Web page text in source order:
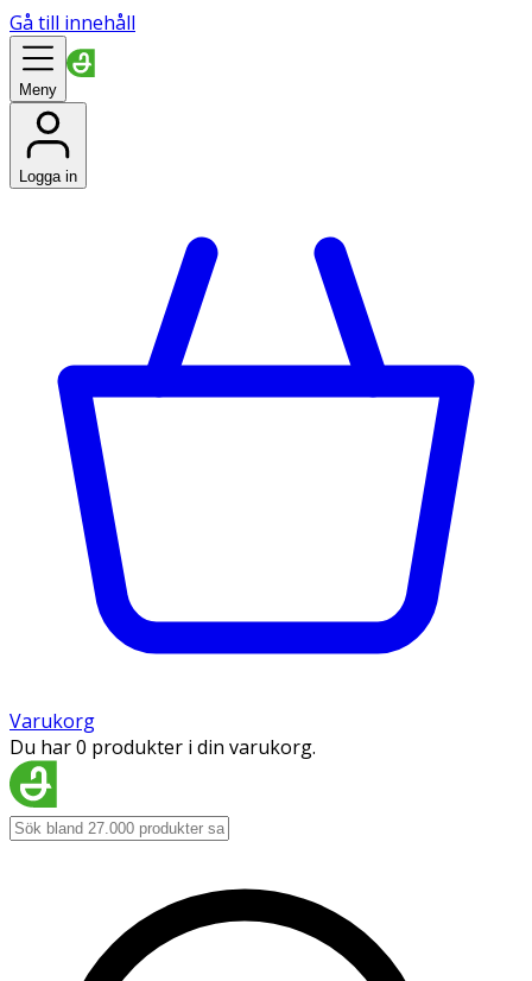
Gå till innehåll
Meny
Logga in
Varukorg
Du har 0 produkter i din varukorg.